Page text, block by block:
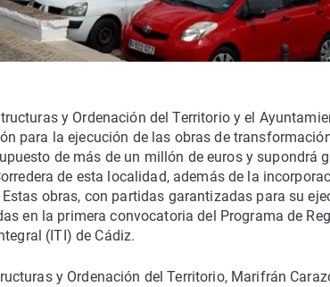
y Ordenación del Territorio y el
para la ejecución de las obras de
de más de un millón de euros y supondrá
de esta localidad, además de la
obras, con partidas garantizadas para su
en la primera convocatoria del Programa de
(ITI) de Cádiz.
y Ordenación del Territorio, Marifrán